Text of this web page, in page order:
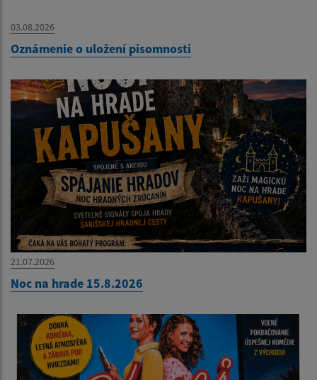
03.08.2026
Oznámenie o uložení písomnosti
21.07.2026
Noc na hrade 15.8.2026